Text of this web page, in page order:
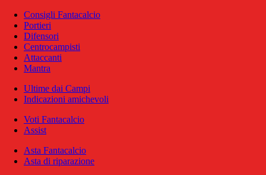
Consigli Fantacalcio
Portieri
Difensori
Centrocampisti
Attaccanti
Mantra
Ultime dai Campi
Indicazioni amichevoli
Voti Fantacalcio
Assist
Asta Fantacalcio
Asta di riparazione